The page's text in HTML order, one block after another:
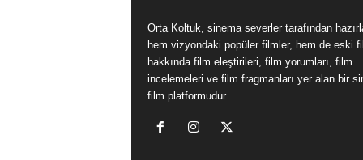
Orta Koltuk, sinema severler tarafından
hem vizyondaki popüler filmler, hem de eski
hakkında film eleştirileri, film yorumları, film
incelemeleri ve film fragmanları yer alan bir
film platformudur.